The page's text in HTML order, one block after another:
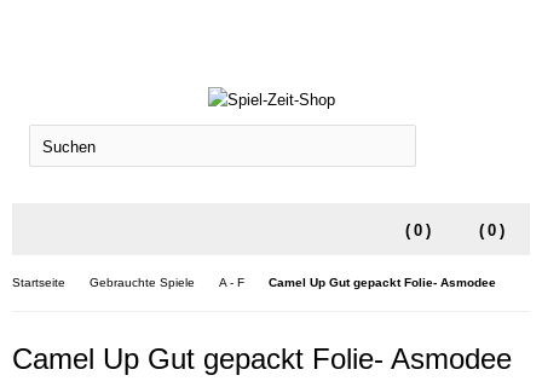
( 0 )
( 0 )
Startseite Gebrauchte Spiele A - F Camel Up Gut gepackt Folie- Asmodee
Camel Up Gut gepackt Folie- Asmodee